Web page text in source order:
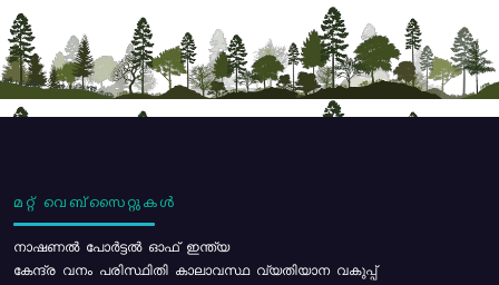
മറ്റ് വെബ്സൈറ്റുകൾ
നാഷണൽ പോർട്ടൽ ഓഫ് ഇന്ത്യ
കേന്ദ്ര വനം പരിസ്ഥിതി കാലാവസ്ഥ വ്യതിയാന വകുപ്പ്